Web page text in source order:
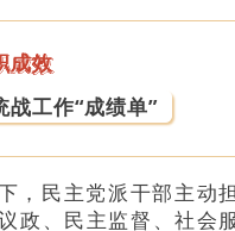
成效
战工作“成绩单”
，民主党派干部主动
政、民主监督、社会